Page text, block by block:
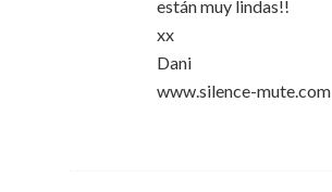
están muy lindas!!
xx
Dani
www.silence-mute.com